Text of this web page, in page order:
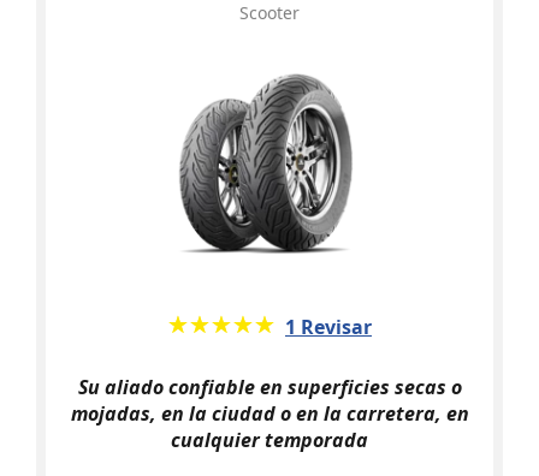
Scooter
★★★★★
☆☆☆☆☆ 1 Revisar
Su aliado confiable en superficies secas o
mojadas, en la ciudad o en la carretera, en
cualquier temporada